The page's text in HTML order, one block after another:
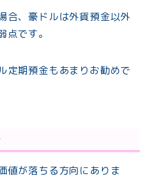
合、豪ドルは外貨預金以外
です。
定期預金もあまりお勧めで
値が落ちる方向にありま